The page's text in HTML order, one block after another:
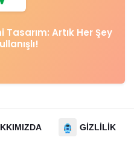
Artık Her Şey
GIZLILIK